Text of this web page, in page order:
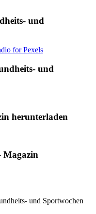
und
und
herunterladen
Magazin
und Sportwochen